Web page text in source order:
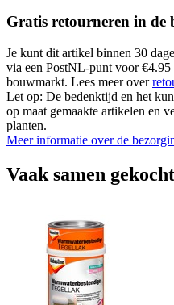
Gratis retourneren in de
Je kunt dit artikel binnen 30
via een PostNL-punt voor
bouwmarkt. Lees meer over
Let op: De bedenktijd en het
op maat gemaakte artikelen en
planten.
Meer informatie over de
Vaak samen gekocht